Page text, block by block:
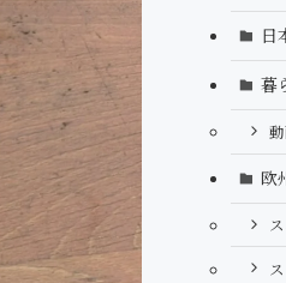
日
暮
欧